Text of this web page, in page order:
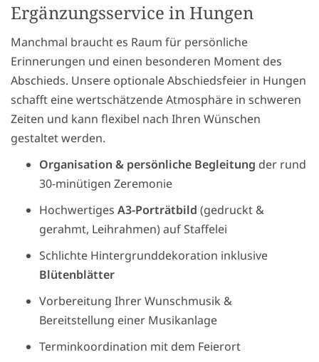
Ergänzungsservice in Hungen
Manchmal braucht es Raum für persönliche
Erinnerungen und einen besonderen Moment des
Abschieds. Unsere optionale Abschiedsfeier in Hungen
schafft eine wertschätzende Atmosphäre in schweren
Zeiten und kann flexibel nach Ihren Wünschen
gestaltet werden.
Organisation & persönliche Begleitung der rund
30-minütigen Zeremonie
Hochwertiges A3-Porträtbild (gedruckt &
gerahmt, Leihrahmen) auf Staffelei
Schlichte Hintergrunddekoration inklusive
Blütenblätter
Vorbereitung Ihrer Wunschmusik &
Bereitstellung einer Musikanlage
Terminkoordination mit dem Feierort